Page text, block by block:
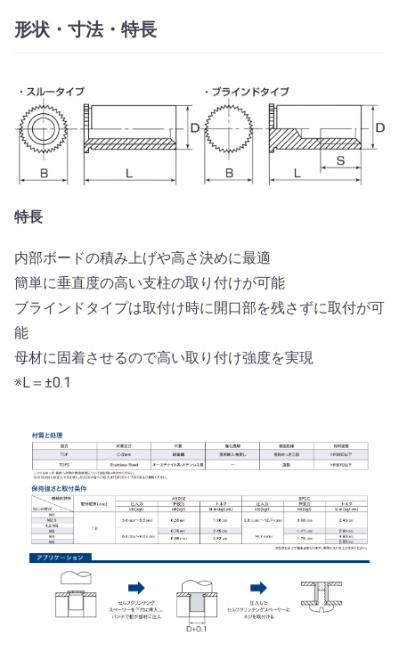
形状・寸法・特長
特長
内部ボードの積み上げや高さ決めに最適
簡単に垂直度の高い支柱の取り付けが可能
ブラインドタイプは取付け時に開口部を残さずに取付が可
能
母材に固着させるので高い取り付け強度を実現
※L＝±0.1